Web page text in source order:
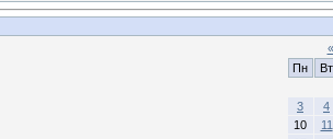
«
Пн
Вт
3
4
10
11